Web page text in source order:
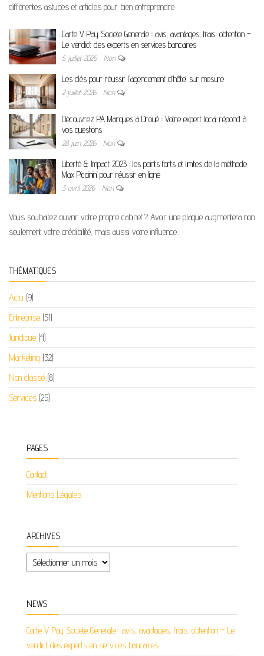
différentes astuces et articles pour bien entreprendre.
Carte V Pay Societe Generale : avis, avantages, frais, obtention –
Le verdict des experts en services bancaires
5 juillet 2026 Non
Les clés pour réussir l’agencement d’hôtel sur mesure
2 juillet 2026 Non
Découvrez PA Marques à Droué : Votre expert local répond à
vos questions
28 juin 2026 Non
Liberté & Impact 2023 : les points forts et limites de la méthode
Max Piccinini pour réussir en ligne
3 avril 2026 Non
Vous souhaitez ouvrir votre propre cabinet ? Avoir une plaque augmentera non
seulement votre crédibilité, mais aussi votre influence.
THÉMATIQUES
Actu (9)
Entreprise (51)
Juridique (4)
Marketing (32)
Non classé (8)
Services (25)
PAGES
Contact
Mentions Légales
ARCHIVES
Archives
NEWS
Carte V Pay Societe Generale : avis, avantages, frais, obtention – Le
verdict des experts en services bancaires